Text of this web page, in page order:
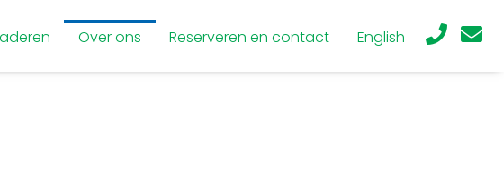
Over ons Reserveren en contact English